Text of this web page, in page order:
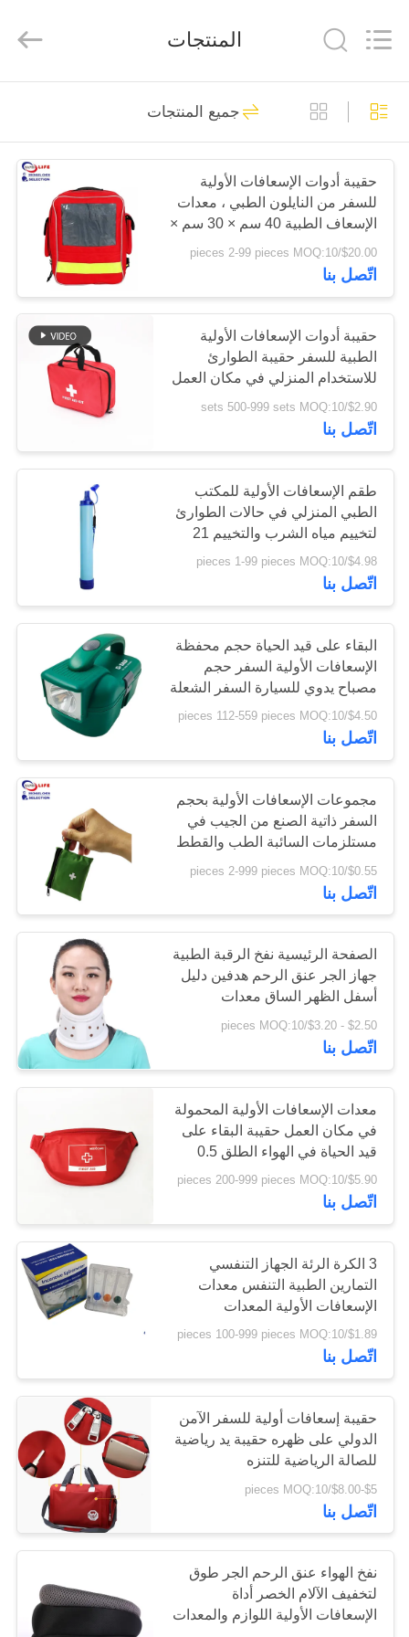
المنزل
المنتجات
حولنا
جولة
في
المصنع
مراقبة
الجودة
اتصل
أخبار
القضايا
اطلب
اقتباس
خريطة
الموقع
سياسة
الخصوصية
Co.,
Ltd..
Reserved.
طقم الإسعافات
الأولية للسفر
138
طقم الإسعافات
الأولية المحمولة
77
مجموعة الإسعافات
الأولية التكتيكية
45
صندوق توزيع حبوب
الدواء
133
لوازم معدات
الإسعافات الأولية
181
مستلزمات الرعاية
المنزلية الطبية
ضمادات الشريط
الطبي
135
طقم الإسعافات
الأولية للسيارة
9
المنتجات
جميع المنتجات
حقيبة أدوات الإسعافات الأولية
للسفر من النايلون الطبي ، معدات
الإسعاف الطبية 40 سم × 30 سم ×
18 سم
$20.00/pieces 2-99 pieces MOQ:10
اتّصل بنا
حقيبة أدوات الإسعافات الأولية
الطبية للسفر حقيبة الطوارئ
للاستخدام المنزلي في مكان العمل
25 سم
$2.90/sets 500-999 sets MOQ:10
اتّصل بنا
طقم الإسعافات الأولية للمكتب
الطبي المنزلي في حالات الطوارئ
لتخييم مياه الشرب والتخييم 21
سم
$4.98/pieces 1-99 pieces MOQ:10
اتّصل بنا
البقاء على قيد الحياة حجم محفظة
الإسعافات الأولية السفر حجم
مصباح يدوي للسيارة السفر الشعلة
أداة مربع 19 سنتيمتر
$4.50/pieces 112-559 pieces MOQ:10
اتّصل بنا
مجموعات الإسعافات الأولية بحجم
السفر ذاتية الصنع من الجيب في
مستلزمات السائبة الطب والقطط
والحيوانات الأليفة يسهل حملها 18
سم
$0.55/pieces 2-999 pieces MOQ:10
اتّصل بنا
الصفحة الرئيسية نفخ الرقبة الطبية
جهاز الجر عنق الرحم هدفين دليل
أسفل الظهر الساق معدات
Hypertrax
$2.50 - $3.20/pieces MOQ:10
اتّصل بنا
معدات الإسعافات الأولية المحمولة
في مكان العمل حقيبة البقاء على
قيد الحياة في الهواء الطلق 0.5
كجم
$5.90/pieces 200-999 pieces MOQ:10
اتّصل بنا
3 الكرة الرئة الجهاز التنفسي
التمارين الطبية التنفس معدات
الإسعافات الأولية المعدات
$1.89/pieces 100-999 pieces MOQ:10
اتّصل بنا
حقيبة إسعافات أولية للسفر الآمن
الدولي على ظهره حقيبة يد رياضية
للصالة الرياضية للتنزه
46x20x28cm
$5-$8.00/pieces MOQ:10
اتّصل بنا
نفخ الهواء عنق الرحم الجر طوق
لتخفيف الآلام الخصر أداة
الإسعافات الأولية اللوازم والمعدات